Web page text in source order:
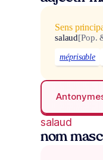
Sens
salaud[Pop.
méprisable
salaud
nom